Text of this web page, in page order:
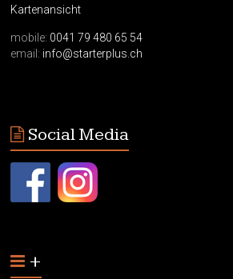
Kartenansicht
mobile: 0041 79 480 65 54
email: info@starterplus.ch
Social Media
+